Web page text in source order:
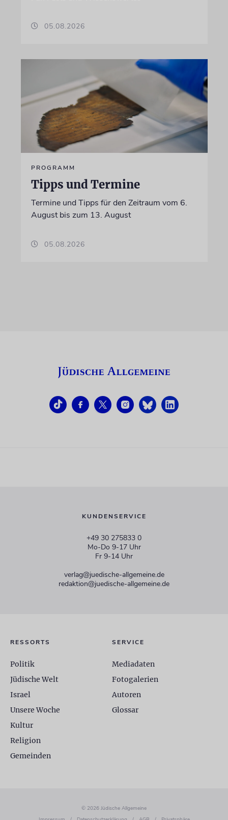
05.08.2026
PROGRAMM
Tipps und Termine
Termine und Tipps für den Zeitraum vom 6.
August bis zum 13. August
05.08.2026
KUNDENSERVICE
+49 30 275833 0
Mo-Do 9-17 Uhr
Fr 9-14 Uhr
verlag@juedische-allgemeine.de
redaktion@juedische-allgemeine.de
RESSORTS
Politik
Jüdische Welt
Israel
Unsere Woche
Kultur
Religion
Gemeinden
SERVICE
Mediadaten
Fotogalerien
Autoren
Glossar
© 2026 Jüdische Allgemeine